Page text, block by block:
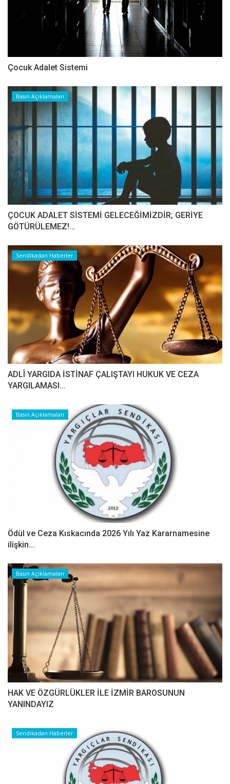
Çocuk Adalet Sistemi
Basın Açıklamaları
ÇOCUK ADALET SİSTEMİ GELECEĞİMİZDİR; GERİYE
GÖTÜRÜLEMEZ!...
Sendikadan Haberler
ADLÎ YARGIDA İSTİNAF ÇALIŞTAYI HUKUK VE CEZA
YARGILAMASI...
Basın Açıklamaları
Ödül ve Ceza Kıskacında 2026 Yılı Yaz Kararnamesine
ilişkin...
Basın Açıklamaları
HAK VE ÖZGÜRLÜKLER İLE İZMİR BAROSUNUN
YANINDAYIZ
Sendikadan Haberler